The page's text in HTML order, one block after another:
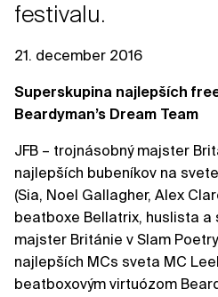
festivalu.
21. december 2016
Superskupina najlepších
Beardyman’s Dream Team
JFB – trojnásobný majster
najlepších bubeníkov na
(Sia, Noel Gallagher, Alex
beatboxe Bellatrix, huslista a
majster Británie v Slam
najlepších MCs sveta MC
beatboxovým virtuózom